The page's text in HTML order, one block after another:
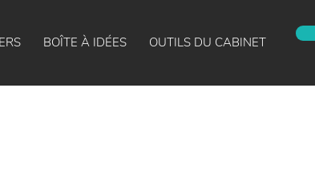
BOÎTE À IDÉES OUTILS DU CABINET